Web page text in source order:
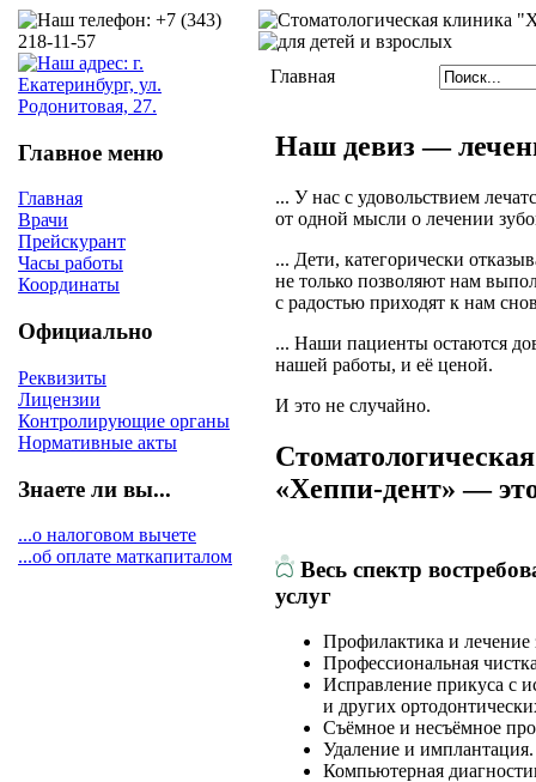
Главное меню
Главная
Врачи
Прейскурант
Часы работы
Координаты
Официально
Реквизиты
Лицензии
Контролирующие органы
Нормативные акты
Знаете ли вы...
...о налоговом вычете
...об оплате маткапиталом
Главная
Наш девиз —
... У нас с удовольствием
от одной мысли о лечении
... Дети, категорически
не только позволяют нам
с радостью приходят к нам
... Наши пациенты остаются
нашей работы, и её ценой.
И это не случайно.
«Хеппи-дент» —
Весь спектр
услуг
Профилактика и лечение
Профессиональная
Исправление прикуса с
и других
Съёмное и несъёмное
Удаление и имплантация.
Компьютерная